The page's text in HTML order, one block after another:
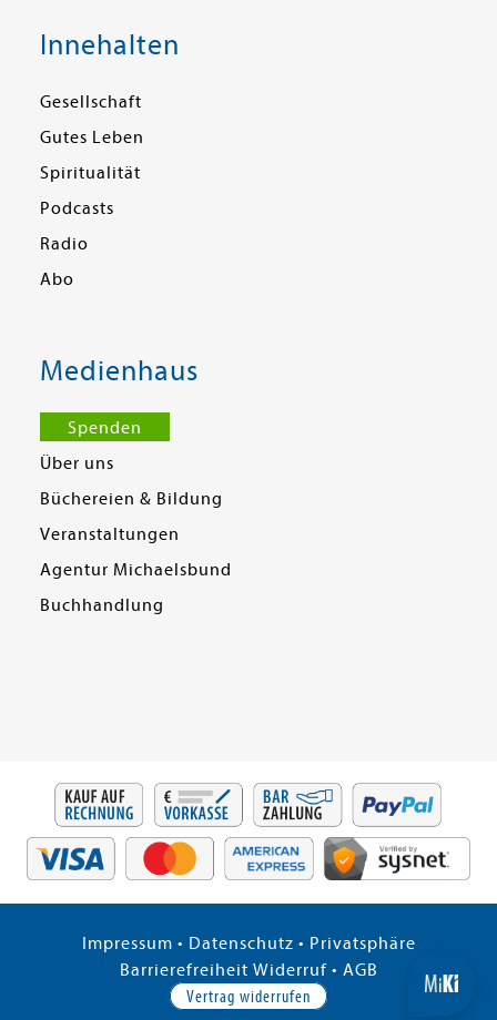
Innehalten
Gesellschaft
Gutes Leben
Spiritualität
Podcasts
Radio
Abo
Medienhaus
Spenden
Über uns
Büchereien & Bildung
Veranstaltungen
Agentur Michaelsbund
Buchhandlung
Impressum • Datenschutz • Privatsphäre
Barrierefreiheit Widerruf• AGB
Vertrag widerrufen